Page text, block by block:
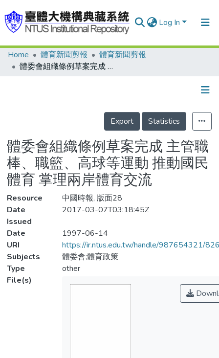
Log In
Communities & Collections
Statistics
Home 體育新聞剪報
體育新聞剪報
體委會組織條例草案完成 主管職棒、職籃、高球等運動 推動國民體育 掌理兩岸體育交流
Details
Export
Statistics
體委會組織條例草案完成 主管職
棒、職籃、高球等運動 推動國民
體育 掌理兩岸體育交流
Resource
中國時報, 版面28
Date
Issued
2017-03-07T03:18:45Z
Date
1997-06-14
URI
https://ir.ntus.edu.tw/handle/987654321/
Subjects
體委會;體育政策
Type
other
File(s)